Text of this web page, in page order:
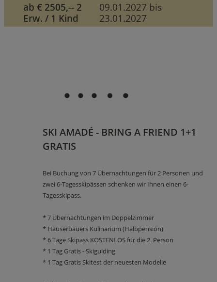
ab € 2505,-- 2
Erw. / 1 Kind
09.01.2027 bis
23.01.2027
SKI AMADÉ - BRING A FRIEND 1+1
GRATIS
Bei Buchung von 7 Übernachtungen für 2 Personen und
zwei 6-Tagesskipässen schenken wir Ihnen einen 6-
Tagesskipass.
* 7 Übernachtungen im Doppelzimmer
* Hauserbauers Kulinarium (Halbpension)
* 6 Tage Skipass KOSTENLOS für die 2. Person
* 1 Tag Gratis - Skiguiding
* 1 Tag Gratis Skitest der neuesten Modelle